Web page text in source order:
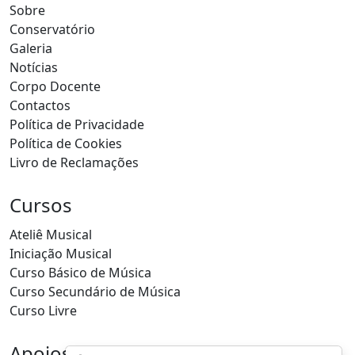
Sobre
Conservatório
Galeria
Notícias
Corpo Docente
Contactos
Política de Privacidade
Política de Cookies
Livro de Reclamações
Cursos
Ateliê Musical
Iniciação Musical
Curso Básico de Música
Curso Secundário de Música
Curso Livre